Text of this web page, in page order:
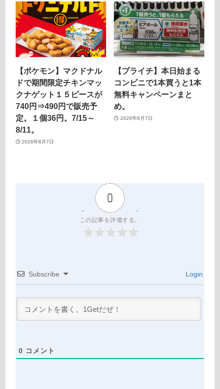
【ポケモン】マクドナル
ドで期間限定チキンマッ
クナゲット１５ピースが
740円⇒490円で販売予
定。１個36円。7/15～
8/11。
2026年8月7日
【プライチ】本日始まる
コンビニで1本買うと1本
無料キャンペーンまと
め。
2026年8月7日
0
この記事を評価する。
Subscribe Login
0 コメント